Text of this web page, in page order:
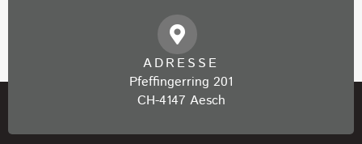
ADRESSE
Pfeffingerring 201
CH-4147 Aesch